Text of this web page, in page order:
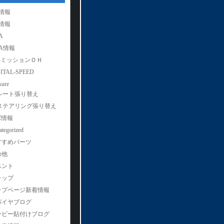
報
報
情報
ッションＯＨ
SPEED
ート張り替え
テアリング張り替え
報
すめパーツ
他
ト
ップ
プページ新着情報
イヤブログ
ビー貼付けブログ